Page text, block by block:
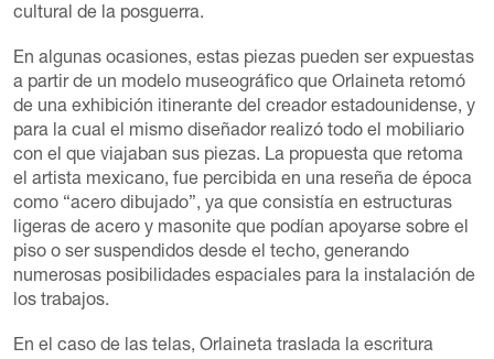
cultural de la posguerra.
En algunas ocasiones, estas piezas pueden ser expuestas
a partir de un modelo museográfico que Orlaineta retomó
de una exhibición itinerante del creador estadounidense, y
para la cual el mismo diseñador realizó todo el mobiliario
con el que viajaban sus piezas. La propuesta que retoma
el artista mexicano, fue percibida en una reseña de época
como “acero dibujado”, ya que consistía en estructuras
ligeras de acero y masonite que podían apoyarse sobre el
piso o ser suspendidos desde el techo, generando
numerosas posibilidades espaciales para la instalación de
los trabajos.
En el caso de las telas, Orlaineta traslada la escritura